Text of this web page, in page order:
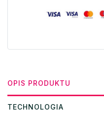
OPIS PRODUKTU
TECHNOLOGIA